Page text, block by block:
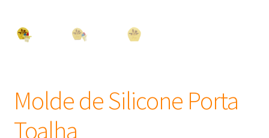
Óleos
Molde de Silicone Porta
Toalha